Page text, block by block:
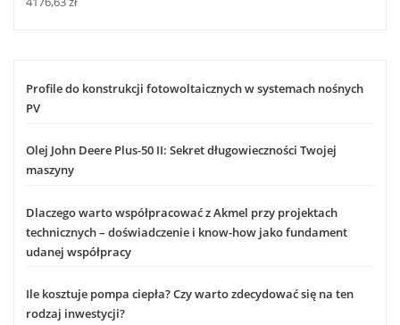
Profile do konstrukcji fotowoltaicznych w systemach nośnych
PV
Olej John Deere Plus-50 II: Sekret długowieczności Twojej
maszyny
Dlaczego warto współpracować z Akmel przy projektach
technicznych – doświadczenie i know-how jako fundament
udanej współpracy
Ile kosztuje pompa ciepła? Czy warto zdecydować się na ten
rodzaj inwestycji?